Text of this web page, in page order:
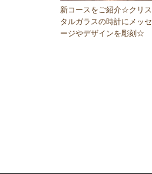
新コースをご紹介☆クリス
タルガラスの時計にメッセ
ージやデザインを彫刻☆